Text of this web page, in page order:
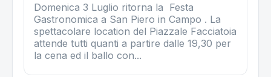
Domenica 3 Luglio ritorna la Festa
Gastronomica a San Piero in Campo . La
spettacolare location del Piazzale Facciatoia
attende tutti quanti a partire dalle 19,30 per
la cena ed il ballo con...